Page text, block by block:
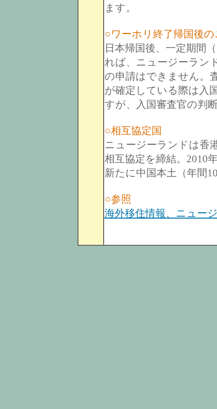
ます。
○ワーホリ終了帰国後
日本帰国後、一定期間
れば、ニュージーラン
の申請はできません。
が確定している際は入
すが、入国審査官の判
○相互協定国
ニュージーランドは香
相互協定を締結。2010
新たに中国本土（年間
○参照
海外移住情報、ニュー